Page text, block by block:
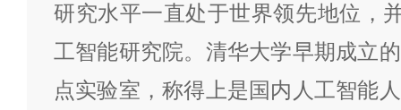
研究水平一直处于世界领先地位，
工智能研究院。清华大学早期成立
点实验室，称得上是国内人工智能